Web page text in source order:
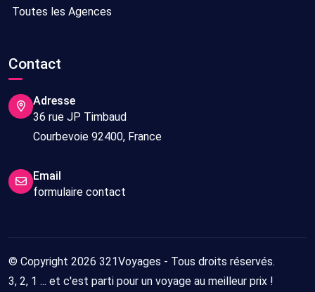
Toutes les Agences
Contact
Adresse
36 rue JP Timbaud
Courbevoie 92400, France
Email
formulaire contact
© Copyright 2026 321Voyages - Tous droits réservés.
3, 2, 1 ... et c'est parti pour un voyage au meilleur prix !